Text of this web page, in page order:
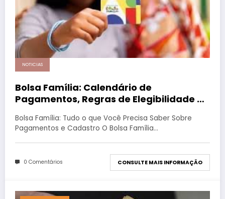
NOTICIAS
Bolsa Família: Calendário de
Pagamentos, Regras de Elegibilidade e
Bolsa Família: Tudo o que Você Precisa Saber Sobre
Pagamentos e Cadastro O Bolsa Família…
0 Comentários CONSULTE MAIS INFORMAÇÃO